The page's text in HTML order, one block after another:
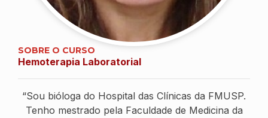
SOBRE O CURSO
Hemoterapia Laboratorial
“Sou bióloga do Hospital das Clínicas da FMUSP.
Tenho mestrado pela Faculdade de Medicina da